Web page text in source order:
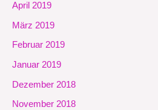
April 2019
März 2019
Februar 2019
Januar 2019
Dezember 2018
November 2018